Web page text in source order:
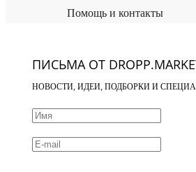
Помощь и контакты
ПИСЬМА ОТ
НОВОСТИ, ИДЕИ, ПОДБОРКИ И